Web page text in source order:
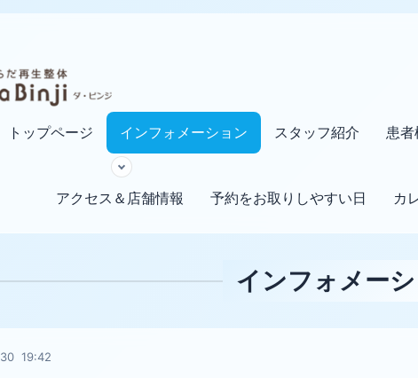
トップページ インフォメーション スタッフ紹介 患
アクセス＆店舗情報 予約をお取りしやすい日 カ
インフォメー
30 19:42